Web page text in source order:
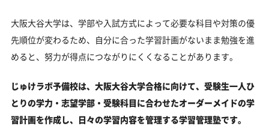
大阪大谷大学は、学部や入試方式によって必要な科目や対策の優
先順位が変わるため、自分に合った学習計画がないまま勉強を進
めると、努力が得点につながりにくくなることがあります。
じゅけラボ予備校は、大阪大谷大学合格に向けて、受験生一人ひ
とりの学力・志望学部・受験科目に合わせたオーダーメイドの学
習計画を作成し、日々の学習内容を管理する学習管理塾です。